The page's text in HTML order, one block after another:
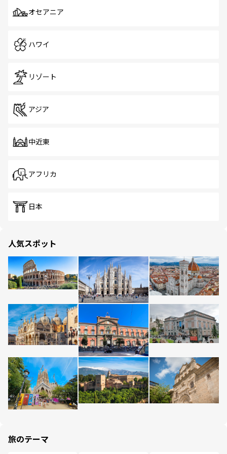
オセアニア
ハワイ
リゾート
アジア
中近東
アフリカ
日本
人気スポット
旅のテーマ